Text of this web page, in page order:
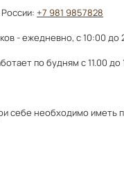
+7 981 9857828
- ежедневно, с 10:00 до
по будням с 11.00 до
себе необходимо иметь